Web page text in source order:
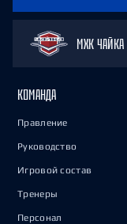
МХК ЧАЙКА
КОМАНДА
Правление
Руководство
Игровой состав
Тренеры
Персонал